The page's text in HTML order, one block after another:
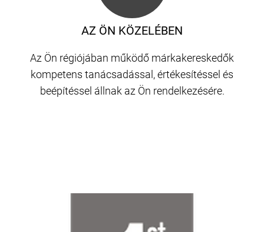
AZ ÖN KÖZELÉBEN
Az Ön régiójában működő márkakereskedők
kompetens tanácsadással, értékesítéssel és
beépítéssel állnak az Ön rendelkezésére.